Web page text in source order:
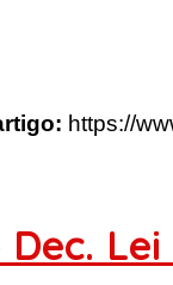
https://